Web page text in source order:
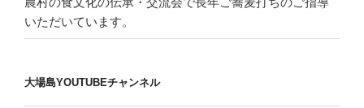
いただいています。
大場島YOUTUBEチャンネル